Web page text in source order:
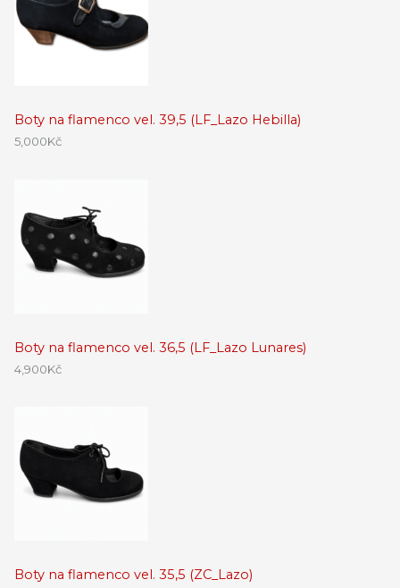
Boty na flamenco vel. 39,5 (LF_Lazo Hebilla)
5,000Kč
Boty na flamenco vel. 36,5 (LF_Lazo Lunares)
4,900Kč
Boty na flamenco vel. 35,5 (ZC_Lazo)